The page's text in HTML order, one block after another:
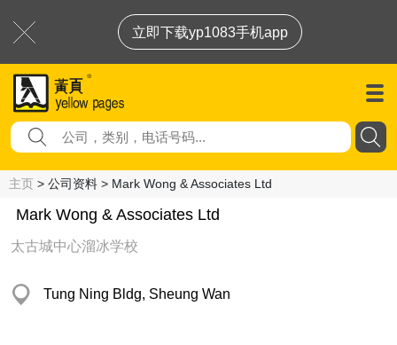
立即下载yp1083手机app
主页 > 公司资料 > Mark Wong & Associates Ltd
Mark Wong & Associates Ltd
太古城中心溜冰学校
Tung Ning Bldg, Sheung Wan